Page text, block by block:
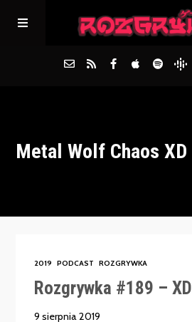
Archiwum
Metal Wolf Chaos XD
2019 PODCAST ROZGRYWKA
Rozgrywka #189 – XD
9 sierpnia 2019